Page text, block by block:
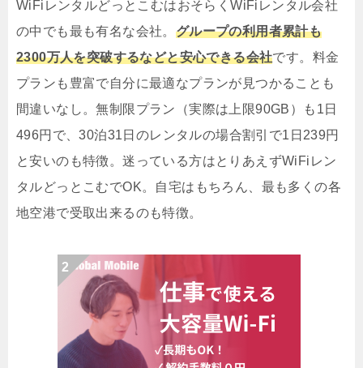
WiFiレンタルどっとこむはおそらくWiFiレンタル会社
の中でも最も有名な会社。 グループの利用者累計も
2300万人を突破するなどと安心できる会社です。料金
プランも豊富で自分に最適なプランが見つかることも
間違いなし。無制限プラン（実際は上限90GB）も1日
496円で、30泊31日のレンタルの場合割引で1日239円
と安いのも特徴。迷っている方はとりあえずWiFiレン
タルどっとこむでOK。自宅はもちろん、最も多くの各
地空港で受取出来るのも特徴。